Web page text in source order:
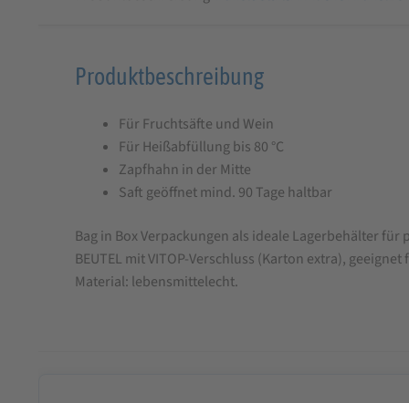
Produktbeschreibung
Bag-
Box
5
L
Produktbeschreibung
Für Fruchtsäfte und Wein
Für Heißabfüllung bis 80 °C
Zapfhahn in der Mitte
Saft geöffnet mind. 90 Tage haltbar
Bag in Box Verpackungen als ideale Lagerbehälter
BEUTEL mit VITOP-Verschluss (Karton extra),
Material: lebensmittelecht.